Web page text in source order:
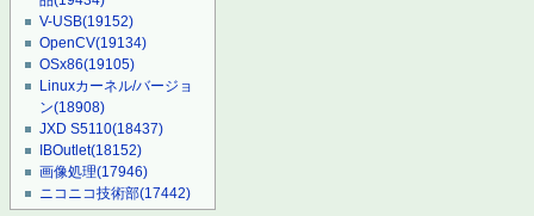
V-USB(19152)
OpenCV(19134)
OSx86(19105)
Linuxカーネル/バージョ
ン(18908)
JXD S5110(18437)
IBOutlet(18152)
画像処理(17946)
ニコニコ技術部(17442)